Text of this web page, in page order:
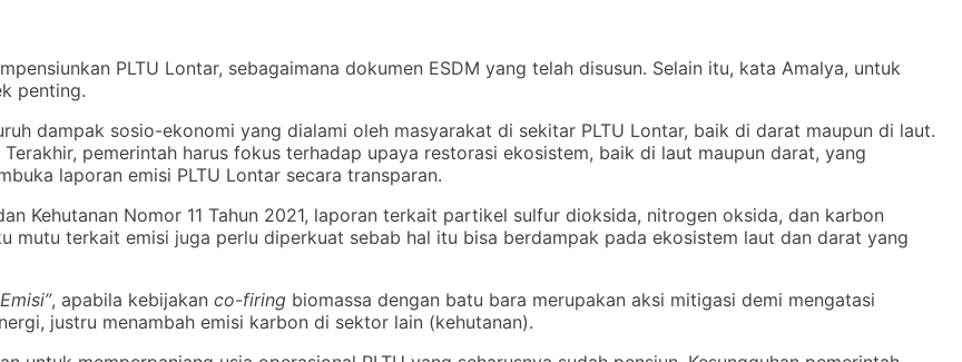
PLTU Lontar, sebagaimana dokumen ESDM yang telah disusun. Selain itu, kata Amalya, untuk
penting.
dampak sosio-ekonomi yang dialami oleh masyarakat di sekitar PLTU Lontar, baik di darat maupun di laut.
pemerintah harus fokus terhadap upaya restorasi ekosistem, baik di laut maupun darat, yang
laporan emisi PLTU Lontar secara transparan.
Kehutanan Nomor 11 Tahun 2021, laporan terkait partikel sulfur dioksida, nitrogen oksida, dan karbon
mutu terkait emisi juga perlu diperkuat sebab hal itu bisa berdampak pada ekosistem laut dan darat yang
, apabila kebijakan co-firing biomassa dengan batu bara merupakan aksi mitigasi demi mengatasi
justru menambah emisi karbon di sektor lain (kehutanan).